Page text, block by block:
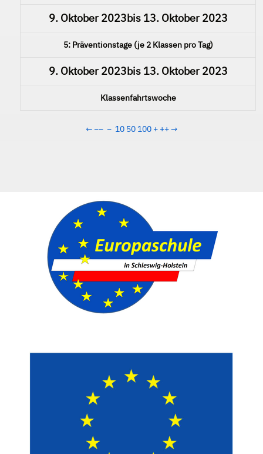
9. Oktober 2023bis 13. Oktober 2023
5: Präventionstage (je 2 Klassen pro Tag)
9. Oktober 2023bis 13. Oktober 2023
Klassenfahrtswoche
← −− − 10 50 100 + ++→